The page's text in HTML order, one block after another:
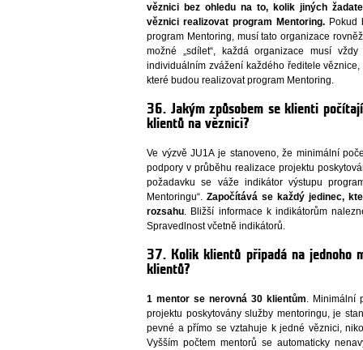
věznici bez ohledu na to, kolik jiných
věznici realizovat program Mentoring.Pokud
program Mentoring, musí tato organizace
možné „sdílet“, každá organizace musí
individuálním zvážení každého ředitele
které budou realizovat program Mentoring.
36. Jakým způsobem se klienti
klientů na věznici?
Ve výzvě JU1A je stanoveno, že minimální
podpory v průběhu realizace projektu
požadavku se váže indikátor výstupu
Mentoringu“.Započítává se každý jedinec,
rozsahu . Bližší informace k indikátorům
Spravedlnost včetně indikátorů.
37. Kolik klientů připadá na jednoho
klientů?
1 mentor se nerovná 30 klientům .
projektu poskytovány služby mentoringu, je
pevné a přímo se vztahuje k jedné věznici,
Vyšším počtem mentorů se automaticky